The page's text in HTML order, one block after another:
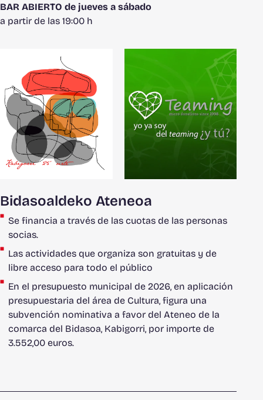
BAR ABIERTO de jueves a sábado
a partir de las 19:00 h
Bidasoaldeko Ateneoa
Se financia a través de las cuotas de las personas
socias.
Las actividades que organiza son gratuitas y de
libre acceso para todo el público
En el presupuesto municipal de 2026, en aplicación
presupuestaria del área de Cultura, figura una
subvención nominativa a favor del Ateneo de la
comarca del Bidasoa, Kabigorri, por importe de
3.552,00 euros.